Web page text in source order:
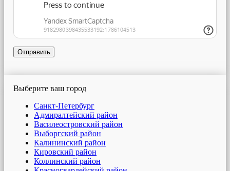
Отправить
Выберите ваш город
Санкт-Петербург
Адмиралтейский район
Василеостровский район
Выборгский район
Калининский район
Кировский район
Коллинский район